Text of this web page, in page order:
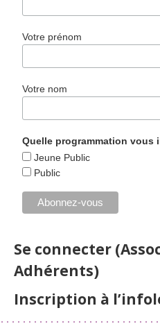
Votre prénom
Votre nom
Quelle programmation vous
Jeune Public
Public
Se connecter
Adhérents)
Inscription à